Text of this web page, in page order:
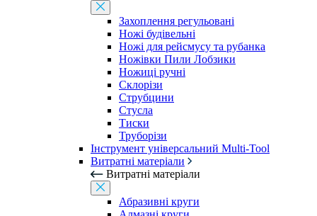
Захоплення регульовані
Ножі будівельні
Ножі для рейсмусу та рубанка
Ножівки Пили Лобзики
Ножиці ручні
Склорізи
Струбцини
Стусла
Тиски
Труборізи
Інструмент універсальний Multi-Tool
Витратні матеріали
Витратні матеріали
Абразивні круги